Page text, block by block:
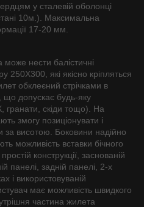
у сталевій оболонці
10м.). Максимальна
17-20 мм.
нести балістичні
250Х300, які якісно кріпляться
обклеєний стрічками в
що допускає будь-яку
гранати, скіди тощо). На
змогу позиціонувати і
за висотою. Боковини надійно
можливість вставки бічного
конструкції, заснованій
панелі, задній панелі, 2-х
і використовуваній
має можливість швидкого
частина жилета